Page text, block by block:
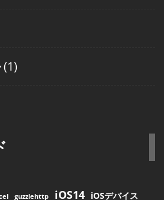
(1)
guzzlehttp iOS14 iOSデバイス